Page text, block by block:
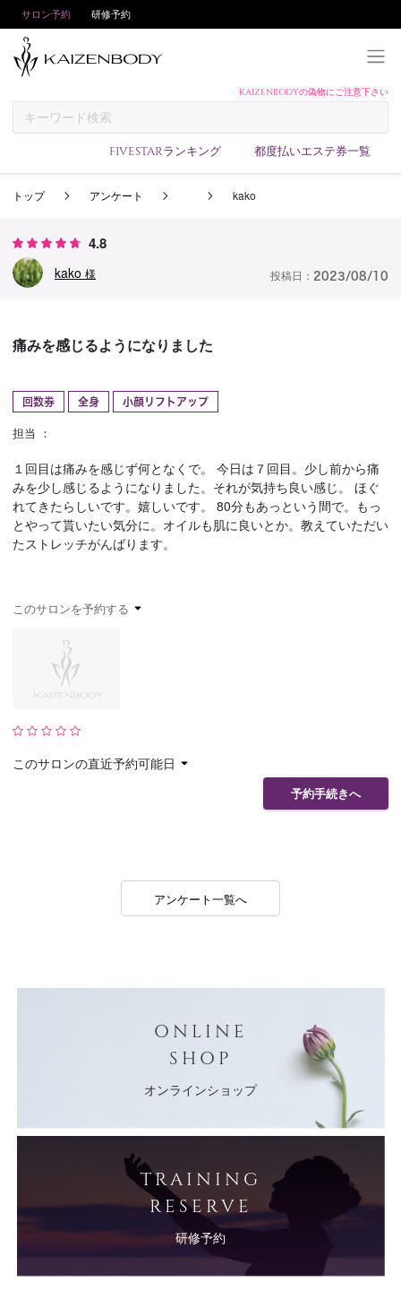
サロン予約 研修予約
KAIZENBODYの偽物にご注意下さい
FIVESTARランキング 都度払いエステ券一覧
予約方法
サロンランキング
求人
お問い合わせ
トップ アンケート kako
4.8
kako 様 投稿日： 2023/08/10
痛みを感じるようになりました
回数券 全身 小顔リフトアップ
担当 ：
１回目は痛みを感じず何となくで。 今日は７回目。少し前から痛
みを少し感じるようになりました。それが気持ち良い感じ。 ほぐ
れてきたらしいです。嬉しいです。 80分もあっという間で。もっ
とやって貰いたい気分に。オイルも肌に良いとか。教えていただい
たストレッチがんばります。
このサロンを予約する
このサロンの直近予約可能日
予約手続きへ
アンケート一覧へ
ONLINE
SHOP
オンラインショップ
TRAINING
RESERVE
研修予約